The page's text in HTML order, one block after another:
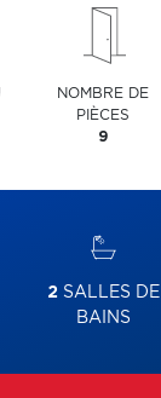
NOMBRE DE
PIÈCES
9
2 SALLES DE
BAINS